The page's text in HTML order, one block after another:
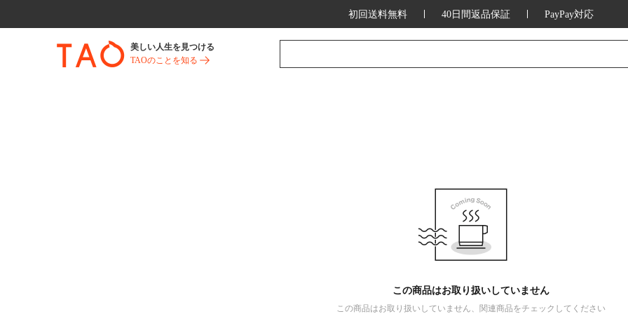
初回送料無料 40日間返品保証 PayPay対応
美しい人生を見つける
TAOのことを知る
この商品はお取り扱いしていません
この商品はお取り扱いしていません、関連商品をチェックしてください